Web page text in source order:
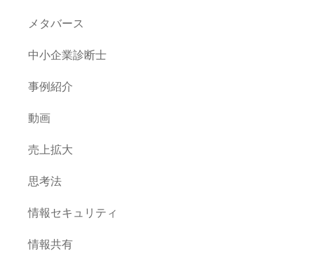
メタバース
中小企業診断士
事例紹介
動画
売上拡大
思考法
情報セキュリティ
情報共有